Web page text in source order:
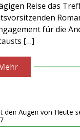
Reise das
für die
[…]
den Augen von Heute